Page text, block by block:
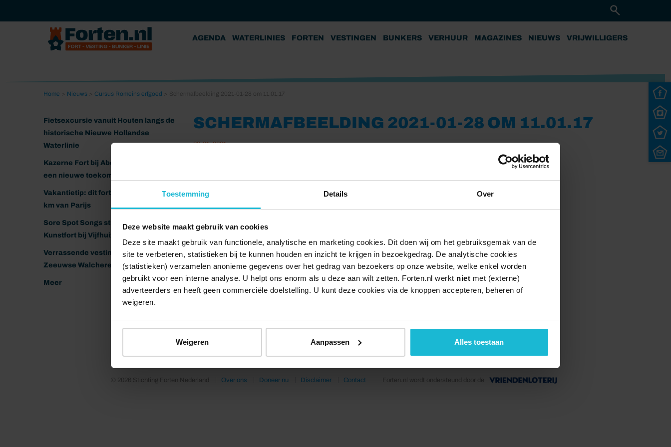
Toestemming Details Over
Deze website maakt gebruik van cookies
Deze site maakt gebruik van functionele, analytische en marketing cookies. Dit doen wij om het gebruiksgemak van de
site te verbeteren, statistieken bij te kunnen houden en inzicht te krijgen in bezoekgedrag. De analytische cookies
(statistieken) verzamelen anonieme gegevens over het gedrag van bezoekers op onze website, welke enkel worden
gebruikt voor een interne analyse. U helpt ons enorm als u deze aan wilt zetten. Forten.nl werkt niet met (externe)
adverteerders en heeft geen commerciële doelstelling. U kunt deze cookies via de knoppen accepteren, beheren of
weigeren.
Weigeren Aanpassen Alles toestaan
AGENDA WATERLINIES FORTEN VESTINGEN BUNKERS VERHUUR MAGAZINES NIEUWS VRIJWILLIGERS
Home Nieuws Cursus Romeins erfgoed
Fietsexcursie vanuit Houten langs de
historische Nieuwe Hollandse
Waterlinie
Kazerne Fort bij Abcoude klaar voor
een nieuwe toekomst
Vakantietip: dit fort ligt nog geen 20
km van Parijs
Sore Spot Songs strijkt neer op het
Kunstfort bij Vijfhuizen
Verrassende vestingen van het
Zeeuwse Walcheren
Meer
SCHERMAFBEELDING 2021-01-28 OM 11.01.17
28-01-2021
© 2026 Stichting Forten Nederland Over ons Doneer nu Disclaimer Contact Forten.nl wordt ondersteund door de